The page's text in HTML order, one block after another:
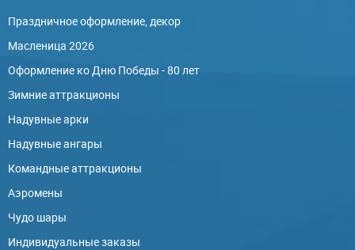
Праздничное оформление, декор
Масленица 2026
Оформление ко Дню Победы - 80 лет
Зимние аттракционы
Надувные арки
Надувные ангары
Командные аттракционы
Аэромены
Чудо шары
Индивидуальные заказы